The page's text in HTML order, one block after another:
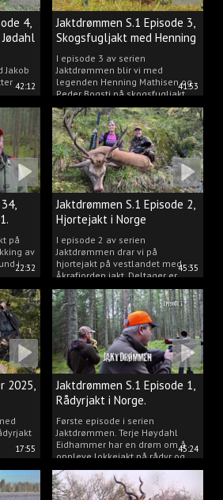
42:12
4,
Jakob
41:53
Jaktdrømmen S.1 Episode 3,
Skogsfugljakt med Henning
og Peder
I episode 3 av serien
Jaktdrømmen blir vi med
legenden Henning Mathisen og
Peder Bogsti på skogsfugljakt.
22:32
på
av
i
45:35
Jaktdrømmen S.1 Episode 2,
Hjortejakt i Norge
I episode 2 av serien
Jaktdrømmen drar vi på
hjortejakt på vestlandet med
Åkrafjorden jakt. Deltager er
Michelle Sofi Thomassen.
17:55
2025,
45:24
Jaktdrømmen S.1 Episode 1,
Rådyrjakt i Norge.
Første episode i serien
Jaktdrømmen. Terje Høydahl
Eidhammer har en drøm om å
oppleve lokkejakt på rådyr og
målet vårt er å gjøre den
drømmen til virkelighet.